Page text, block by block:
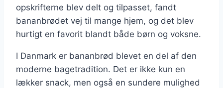
opskrifterne blev delt og tilpasset, fandt
bananbrødet vej til mange hjem, og det blev
hurtigt en favorit blandt både børn og voksne.
I Danmark er bananbrød blevet en del af den
moderne bagetradition. Det er ikke kun en
lækker snack, men også en sundere mulighed